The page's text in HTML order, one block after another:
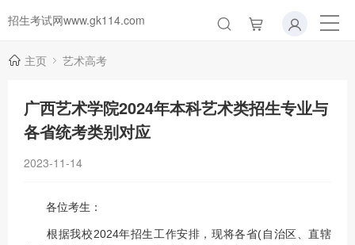
招生考试网www.gk114.com
主页 艺术高考
广西艺术学院2024年本科艺术类招生专业与
各省统考类别对应
2023-11-14
各位考生：
根据我校2024年招生工作安排，现将各省(自治区、直辖